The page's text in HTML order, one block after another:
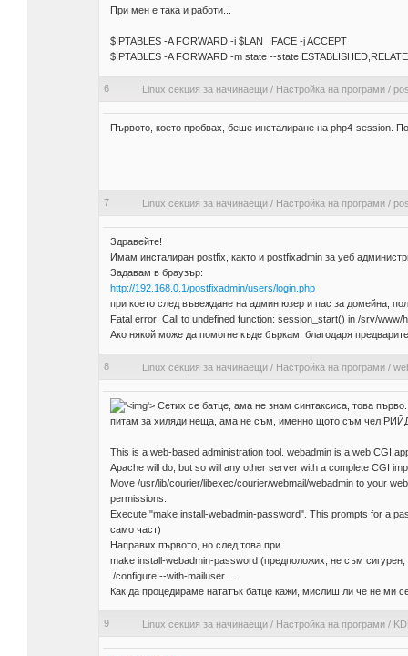
При мен е така и работи...
$IPTABLES -A FORWARD -i $LAN_IFACE -j ACCEPT
$IPTABLES -A FORWARD -m state --state
6 Linux секция за начинаещи/ Настройка на програми/
Първото, което пробвах, беше инсталиране на php4-session.
7 Linux секция за начинаещи/ Настройка на програми/
Здравейте!
Имам инсталиран postfix, както и postfixadmin за уеб
Задавам в браузър:
http://192.168.0.1/postfixadmin/users/login.php
при което след въвеждане на админ юзер и пас за домейна,
Fatal error: Call to undefined function: session_start() in /srv/
Ако някой може да помогне къде бъркам, благодаря
8 Linux секция за начинаещи/ Настройка на програми/
'>Сетих се батце, ама не знам синтаксиса, това
питам за хиляди неща, ама не съм, именно щото съм чел
This is a web-based administration tool. webadmin is a web CGI
Apache will do, but so will any other server with a complete CGI
Move /usr/lib/courier/libexec/courier/webmail/webadmin to your
permissions.
Execute "make install-webadmin-password". This prompts for a
само част)
Направих първото, но след това при
make install-webadmin-password (предположих, не съм
./configure --with-mailuser....
Как да процедираме нататък батце кажи, мислиш ли че не ми
9 Linux секция за начинаещи/ Настройка на програми/